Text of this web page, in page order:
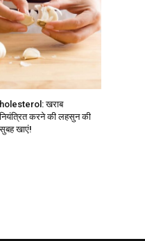
खराब
करने की लहसुन की
खाएं!